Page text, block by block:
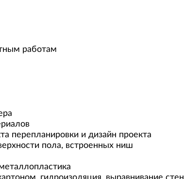
работам
перепланировки и дизайн проекта
пола, встроенных ниш